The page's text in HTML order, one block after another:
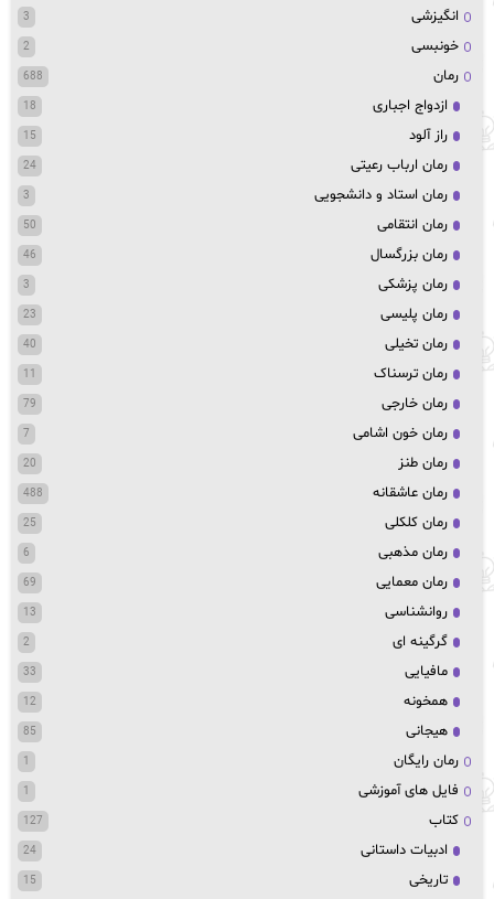
انگیزشی 3
خونبسی 2
رمان 688
ازدواج اجباری 18
راز آلود 15
رمان ارباب رعیتی 24
رمان استاد و دانشجویی 3
رمان انتقامی 50
رمان بزرگسال 46
رمان پزشکی 3
رمان پلیسی 23
رمان تخیلی 40
رمان ترسناک 11
رمان خارجی 79
رمان خون اشامی 7
رمان طنز 20
رمان عاشقانه 488
رمان کلکلی 25
رمان مذهبی 6
رمان معمایی 69
روانشناسی 13
گرگینه ای 2
مافیایی 33
همخونه 12
هیجانی 85
رمان رایگان 1
فایل های آموزشی 1
کتاب 127
ادبیات داستانی 24
تاریخی 15